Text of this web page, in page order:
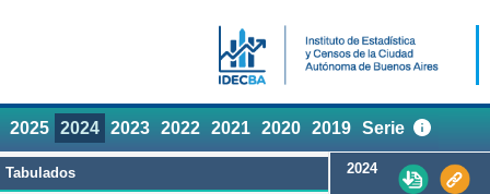
2025 2024 2023 2022 2021 2020 2019 Serie
Tabulados 2024